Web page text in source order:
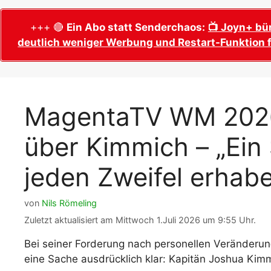
Wer wird Fußball-Weltmeister 2026?
Alle WM 2026 Trainer
Alle Fußball Weltmeister
Adidas Trionda: offizielle WM 2026
Spielball
Alle Nationalspieler der FIFA Fußball WM
2026
WM 2026 Qualifikation in Europa: Tabelle
& Spielplan
WM 2026
Termine,
WM 2026
WM 2026
WM 2026
Spielort
WM 2026
Fußball WM
Fußball
PDF zum
+++ 🔴 Ein Abo statt Senderchaos: 📺 Joyn+
deutlich weniger Werbung und Restart-
MagentaTV WM
über Kimmich –
jeden Zweifel
von Nils Römeling
Zuletzt aktualisiert am Mittwoch 1.Juli 2026 um 9:55 Uhr.
Bei seiner Forderung nach personellen
eine Sache ausdrücklich klar: Kapitän Joshua